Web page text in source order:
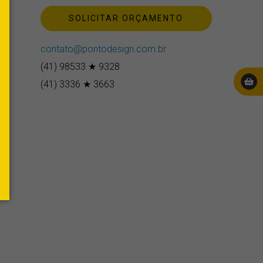
SOLICITAR ORÇAMENTO
contato@pontodesign.com.br
(41) 98533 ★ 9328
(41) 3336 ★ 3663